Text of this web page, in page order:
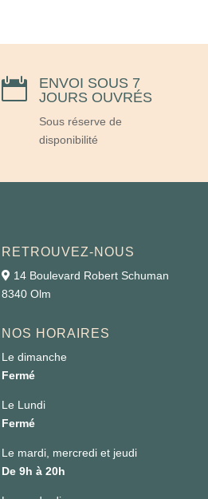

ENVOI SOUS 7
JOURS OUVRÉS
Sous réserve de
disponibilité
RETROUVEZ-NOUS
14 Boulevard Robert Schuman
8340 Olm
NOS HORAIRES
Le dimanche
Fermé
Le Lundi
Fermé
Le mardi, mercredi et jeudi
De 9h à 20h